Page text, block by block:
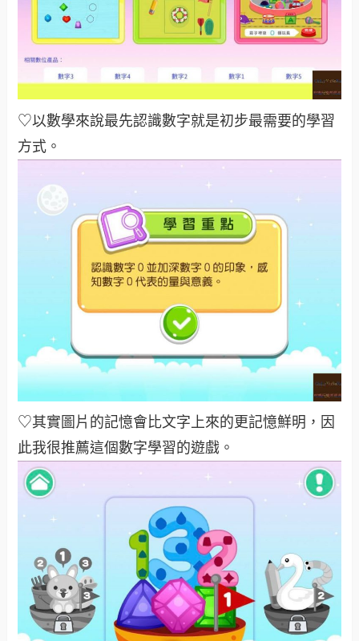
♡以數學來說最先認識數字就是初步最需要的學習
方式。
♡其實圖片的記憶會比文字上來的更記憶鮮明，因
此我很推薦這個數字學習的遊戲。